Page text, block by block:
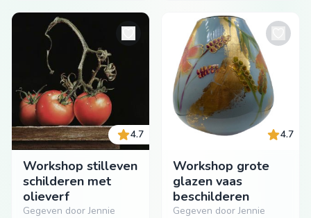
4.7
Workshop stilleven
schilderen met
olieverf
Gegeven door Jennie
4.7
Workshop grote
glazen vaas
beschilderen
Gegeven door Jennie